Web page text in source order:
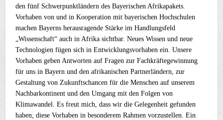
den fünf Schwerpunktländern des Bayerischen Afrikapakets.
Vorhaben von und in Kooperation mit bayerischen Hochschulen
machen Bayerns herausragende Stärke im Handlungsfeld
„Wissenschaft“ auch in Afrika sichtbar. Neues Wissen und neue
Technologien fügen sich in Entwicklungsvorhaben ein. Unsere
Vorhaben geben Antworten auf Fragen zur Fachkräftegewinnung
für uns in Bayern und den afrikanischen Partnerländern, zur
Gestaltung von Zukunftschancen für die Menschen auf unserem
Nachbarkontinent und den Umgang mit den Folgen von
Klimawandel. Es freut mich, dass wir die Gelegenheit gefunden
haben, diese Vorhaben in besonderem Rahmen vorzustellen. Ein